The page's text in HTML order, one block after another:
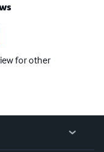
for other